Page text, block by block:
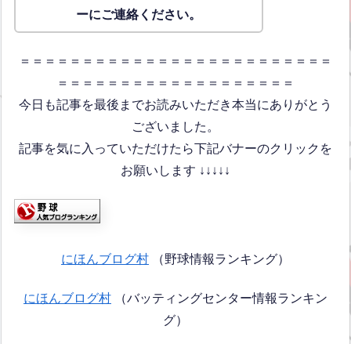
ーにご連絡ください。
＝＝＝＝＝＝＝＝＝＝＝＝＝＝＝＝＝＝＝＝＝＝＝＝＝
＝＝＝＝＝＝＝＝＝＝＝＝＝＝＝＝＝＝＝
今日も記事を最後までお読みいただき本当にありがとう
ございました。
記事を気に入っていただけたら下記バナーのクリックを
お願いします ↓↓↓↓↓
にほんブログ村 （野球情報ランキング）
にほんブログ村 （バッティングセンター情報ランキン
グ）